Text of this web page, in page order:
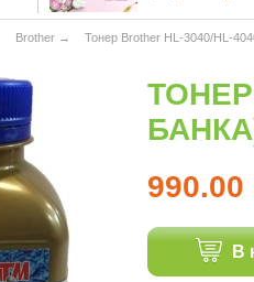
Brother → Тонер Brother HL-3040/HL-
ТОНЕР
990.00
В